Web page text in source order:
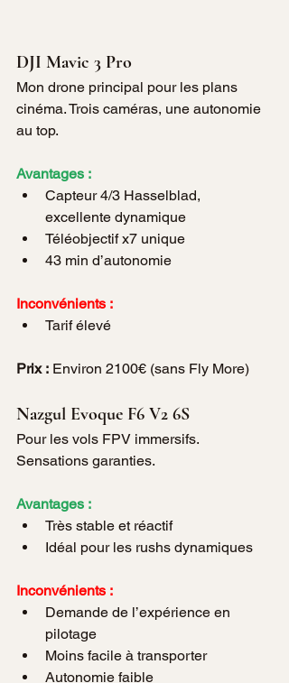
DJI Mavic 3 Pro
Mon drone principal pour les plans
cinéma. Trois caméras, une autonomie
au top.
Avantages :
Capteur 4/3 Hasselblad,
excellente dynamique
Téléobjectif x7 unique
43 min d’autonomie
Inconvénients :
Tarif élevé
Prix : Environ 2100€ (sans Fly More)
Nazgul Evoque F6 V2 6S
Pour les vols FPV immersifs.
Sensations garanties.
Avantages :
Très stable et réactif
Idéal pour les rushs dynamiques
Inconvénients :
Demande de l’expérience en
pilotage
Moins facile à transporter
Autonomie faible